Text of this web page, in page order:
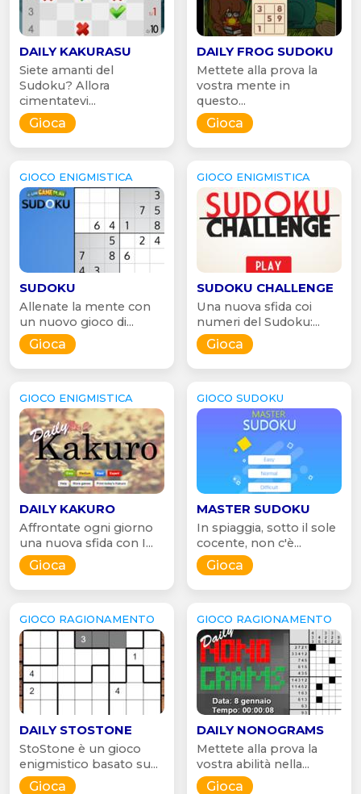
DAILY KAKURASU
Siete amanti del
Sudoku? Allora
cimentatevi...
Gioca
DAILY FROG SUDOKU
Mettete alla prova la
vostra mente in
questo...
Gioca
GIOCO ENIGMISTICA
SUDOKU
Allenate la mente con
un nuovo gioco di...
Gioca
GIOCO ENIGMISTICA
SUDOKU CHALLENGE
Una nuova sfida coi
numeri del Sudoku:...
Gioca
GIOCO ENIGMISTICA
DAILY KAKURO
Affrontate ogni giorno
una nuova sfida con I...
Gioca
GIOCO SUDOKU
MASTER SUDOKU
In spiaggia, sotto il sole
cocente, non c'è...
Gioca
GIOCO RAGIONAMENTO
DAILY STOSTONE
StoStone è un gioco
enigmistico basato su...
Gioca
GIOCO RAGIONAMENTO
DAILY NONOGRAMS
Mettete alla prova la
vostra abilità nella...
Gioca